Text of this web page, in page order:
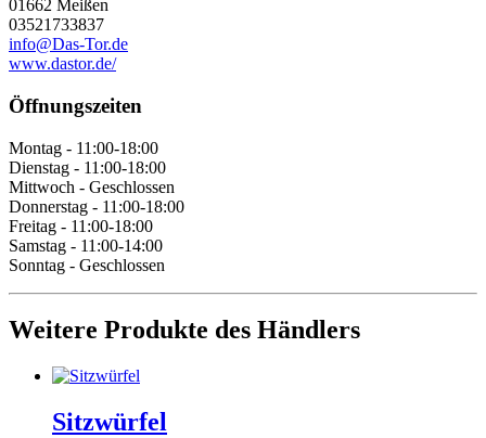
01662 Meißen
03521733837
info@Das-Tor.de
www.dastor.de/
Öffnungszeiten
Montag - 11:00-18:00
Dienstag - 11:00-18:00
Mittwoch - Geschlossen
Donnerstag - 11:00-18:00
Freitag - 11:00-18:00
Samstag - 11:00-14:00
Sonntag - Geschlossen
Weitere Produkte des Händlers
Sitzwürfel